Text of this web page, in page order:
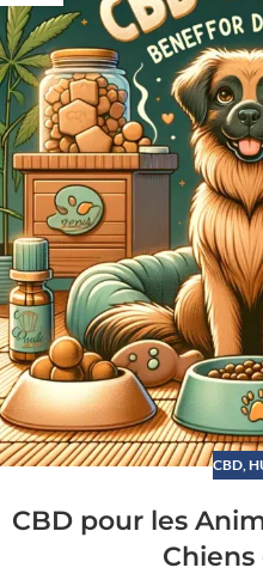
CBD
CBD pour les
Chiens